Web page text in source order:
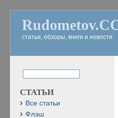
статьи, обзоры, книги и новости
СТАТЬИ
Все статьи
Флэш